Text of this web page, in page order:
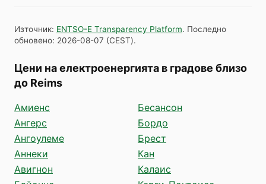
Източник: ENTSO-E Transparency Platform. Последно
обновено: 2026-08-07 (CEST).
Цени на електроенергията в градове близо
до Reims
Амиенс
Ангерс
Ангоулеме
Аннеки
Авигнон
Бесансон
Бордо
Брест
Кан
Калаис